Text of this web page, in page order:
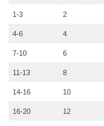
1-3 2
4-6 4
7-10 6
11-13 8
14-16 10
16-20 12